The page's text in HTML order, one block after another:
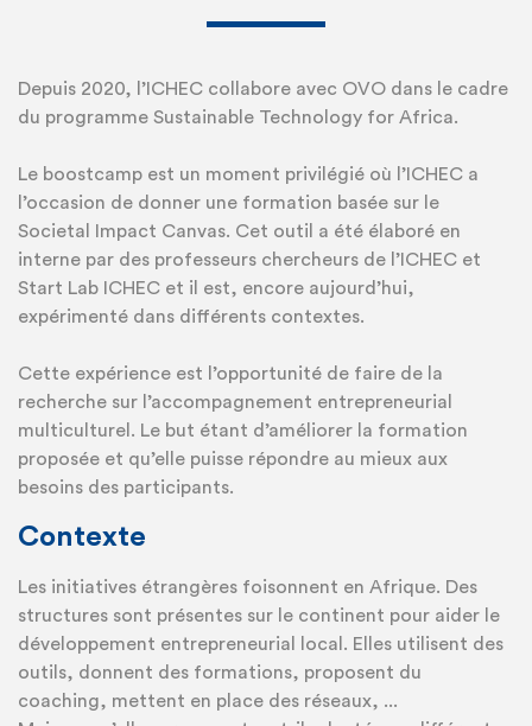
Depuis 2020, l’ICHEC collabore avec OVO dans le cadre
du programme Sustainable Technology for Africa.
Le boostcamp est un moment privilégié où l’ICHEC a
l’occasion de donner une formation basée sur le
Societal Impact Canvas. Cet outil a été élaboré en
interne par des professeurs chercheurs de l’ICHEC et
Start Lab ICHEC et il est, encore aujourd’hui,
expérimenté dans différents contextes.
Cette expérience est l’opportunité de faire de la
recherche sur l’accompagnement entrepreneurial
multiculturel. Le but étant d’améliorer la formation
proposée et qu’elle puisse répondre au mieux aux
besoins des participants.
Contexte
Les initiatives étrangères foisonnent en Afrique. Des
structures sont présentes sur le continent pour aider le
développement entrepreneurial local. Elles utilisent des
outils, donnent des formations, proposent du
coaching, mettent en place des réseaux, ...